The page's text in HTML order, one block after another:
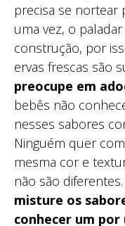
precisa se nortear
uma vez, o
construção, por
ervas frescas são
preocupe em
bebês não
nesses sabores
Ninguém quer
mesma cor e
não são diferentes.
misture os
conhecer um por